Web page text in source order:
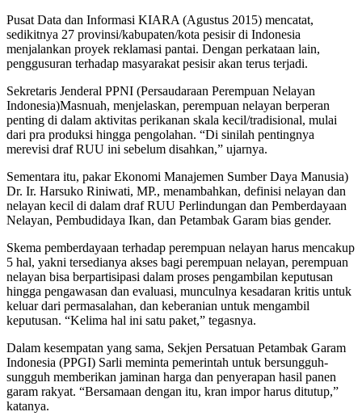
Pusat Data dan Informasi KIARA (Agustus 2015) mencatat,
sedikitnya 27 provinsi/kabupaten/kota pesisir di Indonesia
menjalankan proyek reklamasi pantai. Dengan perkataan lain,
penggusuran terhadap masyarakat pesisir akan terus terjadi.
Sekretaris Jenderal PPNI (Persaudaraan Perempuan Nelayan
Indonesia)Masnuah, menjelaskan, perempuan nelayan berperan
penting di dalam aktivitas perikanan skala kecil/tradisional, mulai
dari pra produksi hingga pengolahan. “Di sinilah pentingnya
merevisi draf RUU ini sebelum disahkan,” ujarnya.
Sementara itu, pakar Ekonomi Manajemen Sumber Daya Manusia)
Dr. Ir. Harsuko Riniwati, MP., menambahkan, definisi nelayan dan
nelayan kecil di dalam draf RUU Perlindungan dan Pemberdayaan
Nelayan, Pembudidaya Ikan, dan Petambak Garam bias gender.
Skema pemberdayaan terhadap perempuan nelayan harus mencakup
5 hal, yakni tersedianya akses bagi perempuan nelayan, perempuan
nelayan bisa berpartisipasi dalam proses pengambilan keputusan
hingga pengawasan dan evaluasi, munculnya kesadaran kritis untuk
keluar dari permasalahan, dan keberanian untuk mengambil
keputusan. “Kelima hal ini satu paket,” tegasnya.
Dalam kesempatan yang sama, Sekjen Persatuan Petambak Garam
Indonesia (PPGI) Sarli meminta pemerintah untuk bersungguh-
sungguh memberikan jaminan harga dan penyerapan hasil panen
garam rakyat. “Bersamaan dengan itu, kran impor harus ditutup,”
katanya.